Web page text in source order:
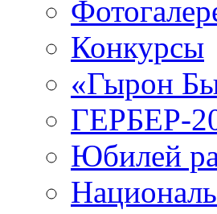
Конкурсы
«Гырон
ГЕРБЕР-
Юбилей